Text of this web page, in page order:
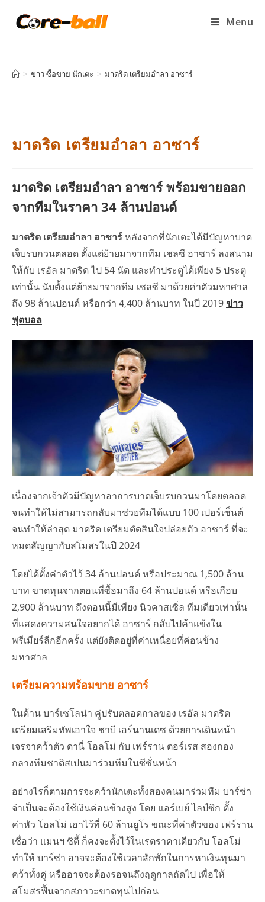
Menu
> ข่าว ซื้อขาย นักเตะ > มาดริด เตรียมอำลา อาซาร์
มาดริด เตรียมอำลา อาซาร์
มาดริด เตรียมอำลา อาซาร์ พร้อมขายออก
จากทีมในราคา 34 ล้านปอนด์
มาดริด เตรียมอำลา อาซาร์หลังจากที่นักเตะได้มีปัญหาบาด
เจ็บรบกวนตลอด ตั้งแต่ย้ายมาจากทีม เชลซี อาซาร์ ลงสนาม
ให้กับ เรอัล มาดริด ไป 54 นัด และทำประตูได้เพียง 5 ประตู
เท่านั้น นับตั้งแต่ย้ายมาจากทีม เชลซี มาด้วยค่าตัวมหาศาล
ถึง 98 ล้านปอนด์ หรือกว่า 4,400 ล้านบาท ในปี 2019ข่าว
ฟุตบอล
เนื่องจากเจ้าตัวมีปัญหาอาการบาดเจ็บรบกวนมาโดยตลอด
จนทำให้ไม่สามารถกลับมาช่วยทีมได้แบบ 100 เปอร์เซ็นต์
จนทำให้ล่าสุด มาดริด เตรียมตัดสินใจปล่อยตัว อาซาร์ ที่จะ
หมดสัญญากับสโมสรในปี 2024
โดยได้ตั้งค่าตัวไว้ 34 ล้านปอนด์ หรือประมาณ 1,500 ล้าน
บาท ขาดทุนจากตอนที่ซื้อมาถึง 64 ล้านปอนด์ หรือเกือบ
2,900 ล้านบาท ถึงตอนนี้มีเพียง นิวคาสเซิ่ล ทีมเดียวเท่านั้น
ที่แสดงความสนใจอยากได้ อาซาร์ กลับไปค้าแข้งใน
พรีเมียร์ลีกอีกครั้ง แต่ยังติดอยู่ที่ค่าเหนื่อยที่ค่อนข้าง
มหาศาล
เตรียมความพร้อมขาย อาซาร์
ในด้าน บาร์เซโลน่า คู่ปรับตลอดกาลของ เรอัล มาดริด
เตรียมเสริมทัพเอาใจ ชาบี เอร์นานเดซ ด้วยการเดินหน้า
เจรจาคว้าตัว ดานี่ โอลโม่ กับ เฟร์ราน ตอร์เรส สองกอง
กลางทีมชาติสเปนมาร่วมทีมในซีซั่นหน้า
อย่างไรก็ตามการจะคว้านักเตะทั้งสองคนมาร่วมทีม บาร์ซ่า
จำเป็นจะต้องใช้เงินค่อนข้างสูง โดย แอร์เบย์ ไลป์ซิก ตั้ง
ค่าหัว โอลโม่ เอาไว้ที่ 60 ล้านยูโร ขณะที่ค่าตัวของ เฟร์ราน
เชื่อว่า แมนฯ ซิตี้ ก็คงจะตั้งไว้ในเรตราคาเดียวกับ โอลโม่
ทำให้ บาร์ซ่า อาจจะต้องใช้เวลาสักพักในการหาเงินทุนมา
คว้าทั้งคู่ หรืออาจจะต้องรอจนถึงฤดูกาลถัดไป เพื่อให้
สโมสรฟื้นจากสภาวะขาดทุนไปก่อน